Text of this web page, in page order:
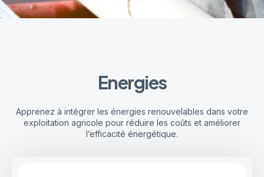
Energies
Apprenez à intégrer les énergies renouvelables dans votre
exploitation agricole pour réduire les coûts et améliorer
l’efficacité énergétique.